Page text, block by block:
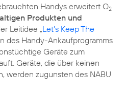
Handys erweitert O2
Produkten und
Leitidee „Let’s Keep The
des Handy-Ankaufprogramms
Geräte zum
Geräte, die über keinen
werden zugunsten des NABU